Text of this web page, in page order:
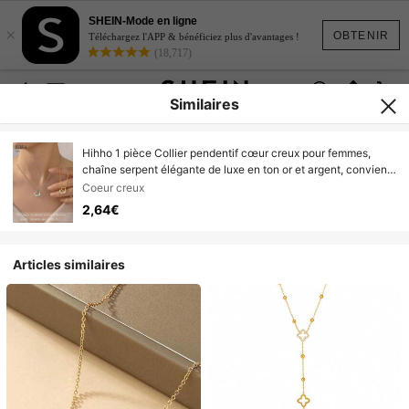
OBTENIR
×
SHEIN-Mode en ligne
Téléchargez l'APP & bénéficiez plus d'avantages !
(18,717)
Similaires
Hihho 1 pièce Collier pendentif cœur creux pour femmes,
chaîne serpent élégante de luxe en ton or et argent, convient
pour le trajet, les rendez-vous, les fêtes et plus d'occasions
Coeur creux
2,64€
Articles similaires